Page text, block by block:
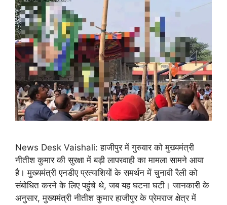
News Desk Vaishali: हाजीपुर में गुरुवार को मुख्यमंत्री
नीतीश कुमार की सुरक्षा में बड़ी लापरवाही का मामला सामने आया
है। मुख्यमंत्री एनडीए प्रत्याशियों के समर्थन में चुनावी रैली को
संबोधित करने के लिए पहुंचे थे, जब यह घटना घटी। जानकारी के
अनुसार, मुख्यमंत्री नीतीश कुमार हाजीपुर के प्रेमराज क्षेत्र में